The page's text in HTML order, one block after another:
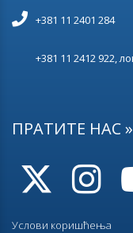
+381 11 2401 284
+381 11 2412 922,
ПРАТИТЕ НАС »
Услови коришћења